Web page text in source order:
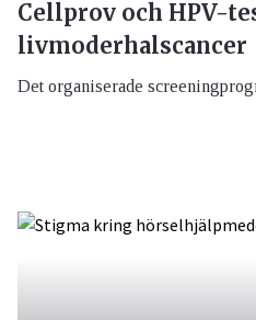
Cellprov och HPV-
livmoderhalscancer
Det organiserade